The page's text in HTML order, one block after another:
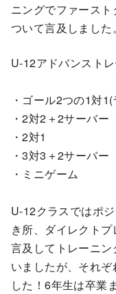
ニングでファース
ついて言及しました。
U-12アドバンスト
・ゴール2つの1対
・2対2＋2サーバー
・2対1
・3対3＋2サーバー
・ミニゲーム
U-12クラスではポ
き所、ダイレクト
言及してトレーニ
いましたが、それ
した！6年生は卒業